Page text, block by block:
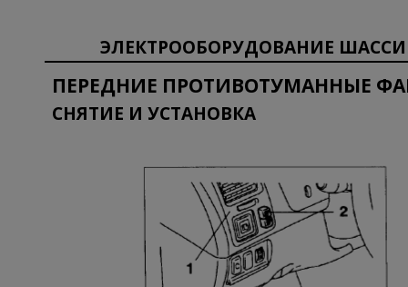
ЭЛЕКТРООБОРУДОВАНИЕ ШАССИ
ПЕРЕДНИЕ ПРОТИВОТУМАННЫЕ
СНЯТИЕ И УСТАНОВКА